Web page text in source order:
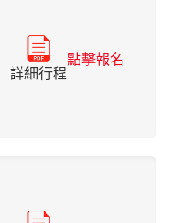
詳細行程
點擊報名